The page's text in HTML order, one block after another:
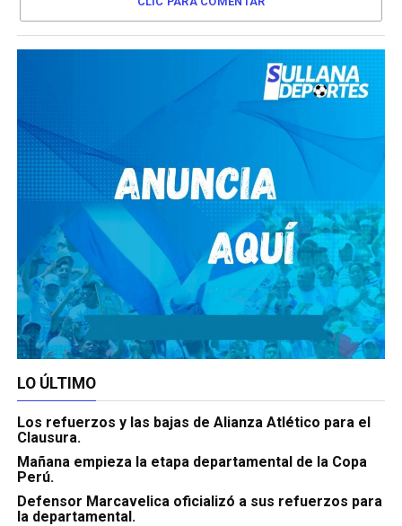
LO ÚLTIMO
Los refuerzos y las bajas de Alianza Atlético para el
Clausura.
Mañana empieza la etapa departamental de la Copa
Perú.
Defensor Marcavelica oficializó a sus refuerzos para
la departamental.